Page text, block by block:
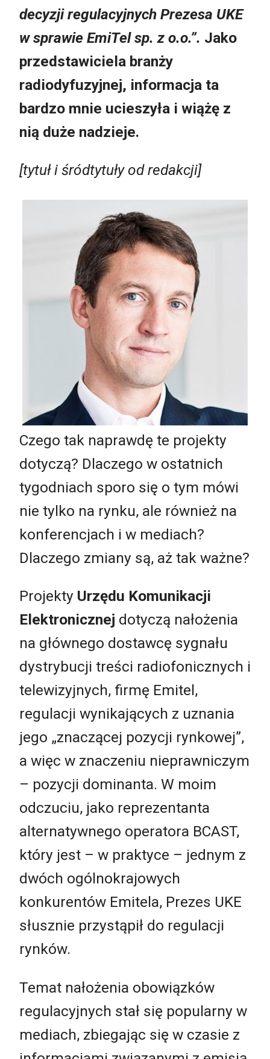
decyzji regulacyjnych Prezesa UKE
w sprawie EmiTel sp. z o.o.”. Jako
przedstawiciela branży
radiodyfuzyjnej, informacja ta
bardzo mnie ucieszyła i wiążę z
nią duże nadzieje.
[tytuł i śródtytuły od redakcji]
Czego tak naprawdę te projekty
dotyczą? Dlaczego w ostatnich
tygodniach sporo się o tym mówi
nie tylko na rynku, ale również na
konferencjach i w mediach?
Dlaczego zmiany są, aż tak ważne?
Projekty Urzędu Komunikacji
Elektronicznej dotyczą nałożenia
na głównego dostawcę sygnału
dystrybucji treści radiofonicznych i
telewizyjnych, firmę Emitel,
regulacji wynikających z uznania
jego „znaczącej pozycji rynkowej”,
a więc w znaczeniu nieprawniczym
– pozycji dominanta. W moim
odczuciu, jako reprezentanta
alternatywnego operatora BCAST,
który jest – w praktyce – jednym z
dwóch ogólnokrajowych
konkurentów Emitela, Prezes UKE
słusznie przystąpił do regulacji
rynków.
Temat nałożenia obowiązków
regulacyjnych stał się popularny w
mediach, zbiegając się w czasie z